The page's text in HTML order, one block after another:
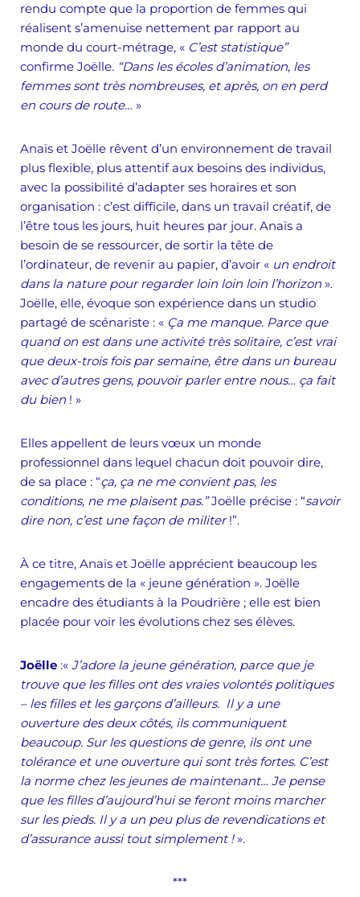
rendu compte que la proportion de femmes qui
réalisent s’amenuise nettement par rapport au
monde du court-métrage, « C’est statistique”
confirme Joëlle. “Dans les écoles d’animation, les
femmes sont très nombreuses, et après, on en perd
en cours de route… »
Anaïs et Joëlle rêvent d’un environnement de travail
plus flexible, plus attentif aux besoins des individus,
avec la possibilité d’adapter ses horaires et son
organisation : c’est difficile, dans un travail créatif, de
l’être tous les jours, huit heures par jour. Anaïs a
besoin de se ressourcer, de sortir la tête de
l’ordinateur, de revenir au papier, d’avoir « un endroit
dans la nature pour regarder loin loin loin l’horizon ».
Joëlle, elle, évoque son expérience dans un studio
partagé de scénariste : « Ça me manque. Parce que
quand on est dans une activité très solitaire, c’est vrai
que deux-trois fois par semaine, être dans un bureau
avec d’autres gens, pouvoir parler entre nous… ça fait
du bien ! »
Elles appellent de leurs vœux un monde
professionnel dans lequel chacun doit pouvoir dire,
de sa place : “ça, ça ne me convient pas, les
conditions, ne me plaisent pas.”Joëlle précise : “savoir
dire non, c’est une façon de militer!”.
À ce titre, Anaïs et Joëlle apprécient beaucoup les
engagements de la « jeune génération ». Joëlle
encadre des étudiants à la Poudrière ; elle est bien
placée pour voir les évolutions chez ses élèves.
Joëlle :« J’adore la jeune génération, parce que je
trouve que les filles ont des vraies volontés politiques
– les filles et les garçons d’ailleurs. Il y a une
ouverture des deux côtés, ils communiquent
beaucoup. Sur les questions de genre, ils ont une
tolérance et une ouverture qui sont très fortes. C’est
la norme chez les jeunes de maintenant… Je pense
que les filles d’aujourd’hui se feront moins marcher
sur les pieds. Il y a un peu plus de revendications et
d’assurance aussi tout simplement !».
***